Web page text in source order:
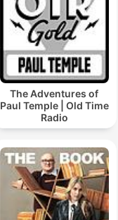
The Adventures of
Paul Temple | Old Time
Radio